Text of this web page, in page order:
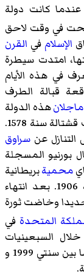
عندما كانت دولة
في وقت لاحق
الإسلام في القرن
امتدت سيطرة
في هذه الأيام
قبالة الطرف
ماجلانهذه الدولة
في حرب قشتالة سنة 1578.
التنازل عن سراوق
بورنيو المسجلة
محميةبريطانية
سنة 1888، ثم أقام بها حاكم بريطاني سنة 1906. بعد انتهاء
وخاضت ثورة
المتحدة في
خلال السبعينيات
والتسعينيات، والذي وصل معدله إلى 56% ما بين سنتي 1999 و